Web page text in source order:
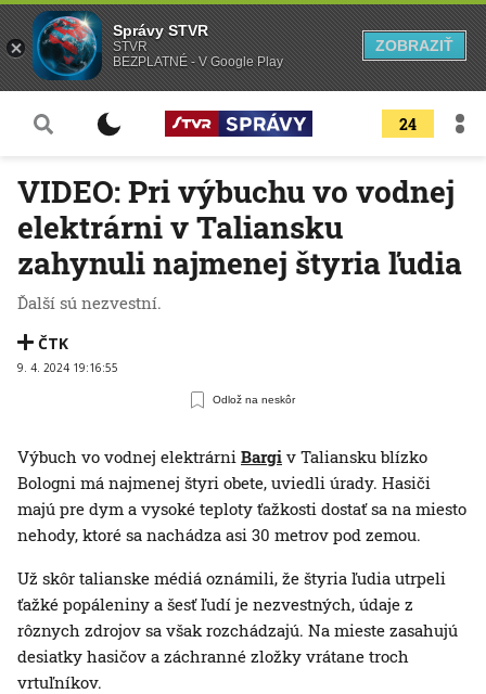
24
VIDEO: Pri výbuchu vo vodnej
elektrárni v Taliansku
zahynuli najmenej štyria ľudia
Ďalší sú nezvestní.
ČTK
9. 4. 2024 19:16:55
Odlož na neskôr
Výbuch vo vodnej elektrárni Bargi v Taliansku blízko
Bologni má najmenej štyri obete, uviedli úrady. Hasiči
majú pre dym a vysoké teploty ťažkosti dostať sa na miesto
nehody, ktoré sa nachádza asi 30 metrov pod zemou.
Už skôr talianske médiá oznámili, že štyria ľudia utrpeli
ťažké popáleniny a šesť ľudí je nezvestných, údaje z
rôznych zdrojov sa však rozchádzajú. Na mieste zasahujú
desiatky hasičov a záchranné zložky vrátane troch
vrtuľníkov.
Správy STVR
STVR
BEZPLATNÉ - V Google Play
ZOBRAZIŤ